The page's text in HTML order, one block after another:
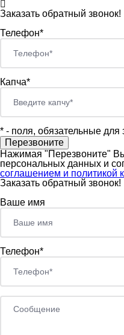
Заказать обратный звонок!
Телефон*
Капча*
* - поля, обязательные для
Нажимая "Перезвоните"
персональных данных и
соглашением и политикой
Заказать обратный звонок!
Ваше имя
Телефон*